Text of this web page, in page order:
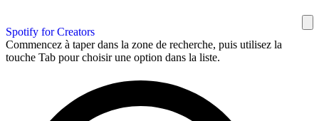
Spotify for Creators
Commencez à taper dans la zone de recherche, puis utilisez la
touche Tab pour choisir une option dans la liste.